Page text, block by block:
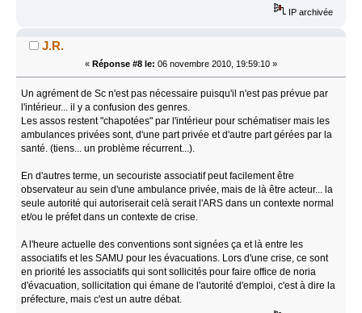
IP archivée
J.R.
« Réponse #8 le: 06 novembre 2010, 19:59:10 »
Un agrément de Sc n'est pas nécessaire puisqu'il n'est pas prévue par
l'intérieur... il y a confusion des genres.
Les assos restent "chapotées" par l'intérieur pour schématiser mais les
ambulances privées sont, d'une part privée et d'autre part gérées par la
santé. (tiens... un problème récurrent...).
En d'autres terme, un secouriste associatif peut facilement être
observateur au sein d'une ambulance privée, mais de là être acteur... la
seule autorité qui autoriserait celà serait l'ARS dans un contexte normal
et/ou le préfet dans un contexte de crise.
A l'heure actuelle des conventions sont signées ça et là entre les
associatifs et les SAMU pour les évacuations. Lors d'une crise, ce sont
en priorité les associatifs qui sont sollicités pour faire office de noria
d'évacuation, sollicitation qui émane de l'autorité d'emploi, c'est à dire la
préfecture, mais c'est un autre débat.